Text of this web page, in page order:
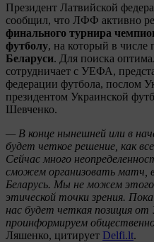
Президент Латвийской
сообщил, что ЛФФ активно
финального турнира
футболу, на который в числе
Беларуси. Для поиска
сотрудничает с УЕФА,
федерации футбола, послом
президентом Украинской
Шевченко.
— В конце нынешней или в
будет четкое решение, как
Сейчас много
сможем организовать матч,
Беларусь. Мы не можем этого
этической точки зрения.
нас будет четкая позиция
проинформируем
Ляшенко, цитирует Delfi.lt.